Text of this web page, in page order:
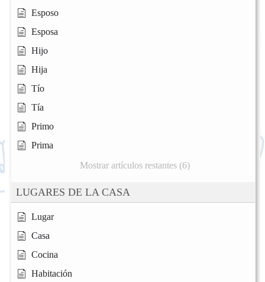
Esposo
Esposa
Hijo
Hija
Tío
Tía
Primo
Prima
Mostrar artículos restantes (6)
LUGARES DE LA CASA
Lugar
Casa
Cocina
Habitación